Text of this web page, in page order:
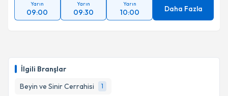
İlgili Branşlar
Beyin ve Sinir Cerrahisi
1
Yarın
09:00
Yarın
09:30
Yarın
10:00 Daha Fazla